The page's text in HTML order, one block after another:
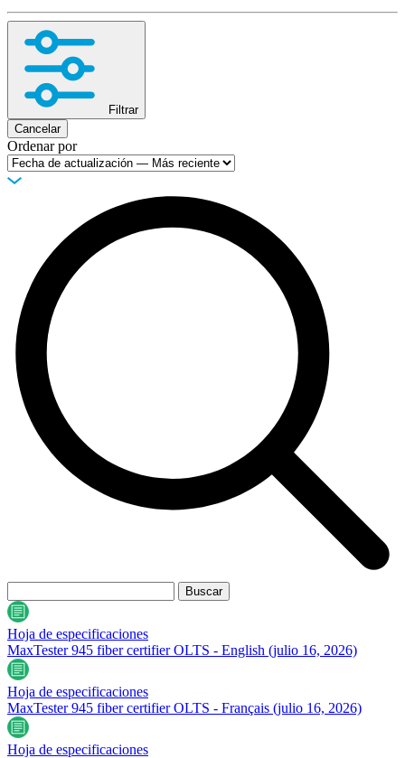
Asistencia
Servicios
Cómo
comprar
Recursos
Contacto
RegistrarseIniciar
sesión
Carreras
Socios
Proveedores
Filtrar
Cancelar
Ordenar por
Hoja de especificaciones
MaxTester 945 fiber certifier OLTS - English (julio 16, 2026)
Hoja de especificaciones
MaxTester 945 fiber certifier OLTS - Français (julio 16, 2026)
Hoja de especificaciones